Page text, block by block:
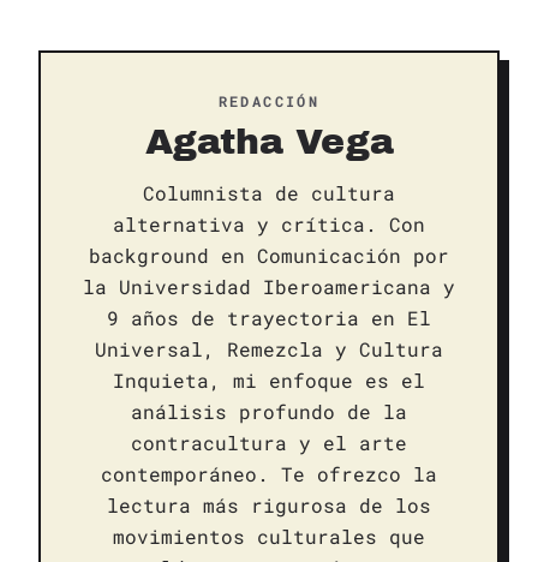
REDACCIÓN
Agatha Vega
Columnista de cultura
alternativa y crítica. Con
background en Comunicación por
la Universidad Iberoamericana y
9 años de trayectoria en El
Universal, Remezcla y Cultura
Inquieta, mi enfoque es el
análisis profundo de la
contracultura y el arte
contemporáneo. Te ofrezco la
lectura más rigurosa de los
movimientos culturales que